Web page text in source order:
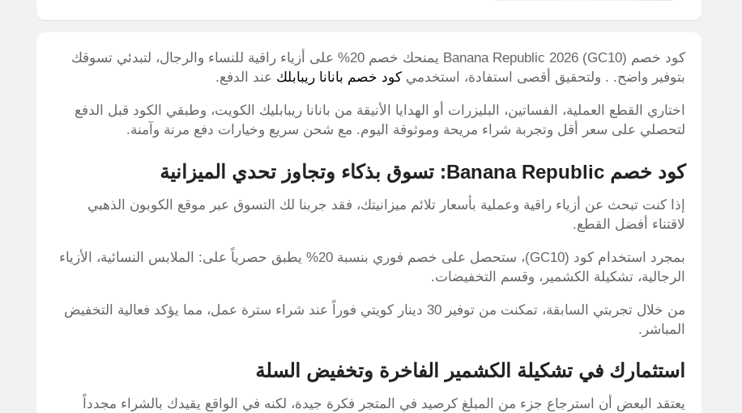
كود خصم Banana Republic 2026 (GC10) يمنحك خصم 20% على أزياء راقية للنساء والرجال، لتبدئي تسوقك
بتوفير واضح. . ولتحقيق أقصى استفادة، استخدمي كود خصم بانانا ريبابلك عند الدفع.
اختاري القطع العملية، الفساتين، البليزرات أو الهدايا الأنيقة من بانانا ريبابليك الكويت، وطبقي الكود قبل الدفع
لتحصلي على سعر أقل وتجربة شراء مريحة وموثوقة اليوم. مع شحن سريع وخيارات دفع مرنة وآمنة.
كود خصم Banana Republic: تسوق بذكاء وتجاوز تحدي الميزانية
إذا كنت تبحث عن أزياء راقية وعملية بأسعار تلائم ميزانيتك، فقد جربنا لك التسوق عبر موقع الكوبون الذهبي
لاقتناء أفضل القطع.
بمجرد استخدام كود (GC10)، ستحصل على خصم فوري بنسبة 20% يطبق حصرياً على: الملابس النسائية، الأزياء
الرجالية، تشكيلة الكشمير، وقسم التخفيضات.
من خلال تجربتي السابقة، تمكنت من توفير 30 دينار كويتي فوراً عند شراء سترة عمل، مما يؤكد فعالية التخفيض
المباشر.
استثمارك في تشكيلة الكشمير الفاخرة وتخفيض السلة
يعتقد البعض أن استرجاع جزء من المبلغ كرصيد في المتجر فكرة جيدة، لكنه في الواقع يقيدك بالشراء مجدداً